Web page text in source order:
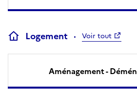
Logement Voir tout
Aménagement -